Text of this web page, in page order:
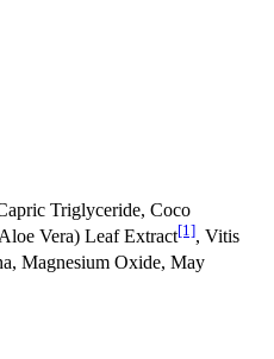
Triglyceride, Coco
Vera) Leaf Extract[1], Vitis
Magnesium Oxide, May